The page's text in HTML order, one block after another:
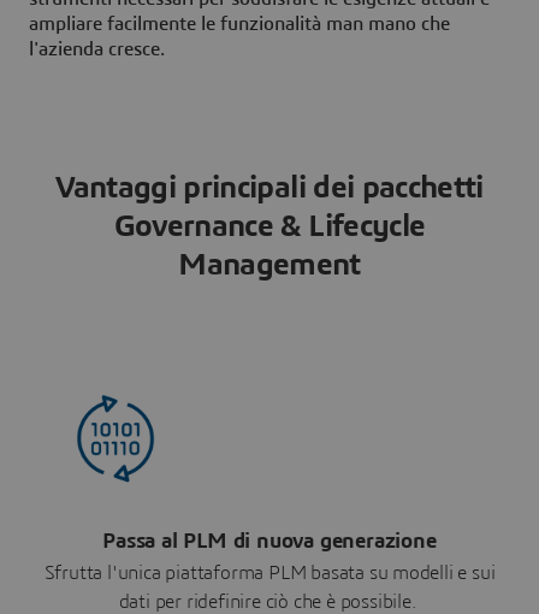
ampliare facilmente le funzionalità man mano che
l'azienda cresce.
Vantaggi principali dei pacchetti
Governance & Lifecycle
Management
Passa al PLM di nuova generazione
Sfrutta l'unica piattaforma PLM basata su modelli e sui
dati per ridefinire ciò che è possibile.